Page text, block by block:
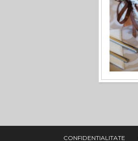
CONFIDENTIALITATE